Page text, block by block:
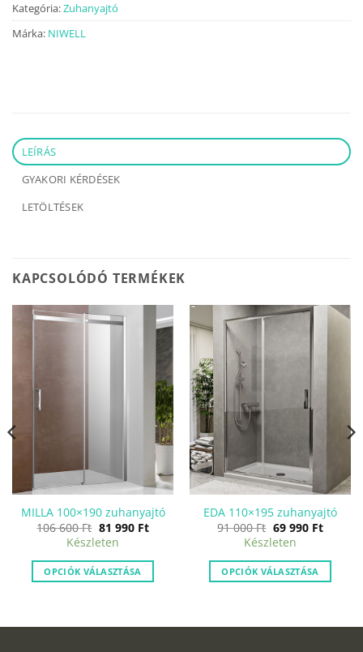
Kategória:Zuhanyajtó
Márka: NIWELL
LEÍRÁS
GYAKORI KÉRDÉSEK
LETÖLTÉSEK
KAPCSOLÓDÓ TERMÉKEK
MILLA 100×190 zuhanyajtó
106 600Ft Original
price
was:
106
600 Ft.
81 990 FtCurrent
price
81
Készleten
OPCIÓK VÁLASZTÁSA
EDA 110×195 zuhanyajtó
91 000Ft Original
price
was:
91
000 Ft.
69 990 Ft
price
69
Készleten
OPCIÓK VÁLASZTÁSA